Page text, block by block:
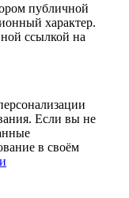
публичной
характер.
ссылкой на
Если вы не
в своём